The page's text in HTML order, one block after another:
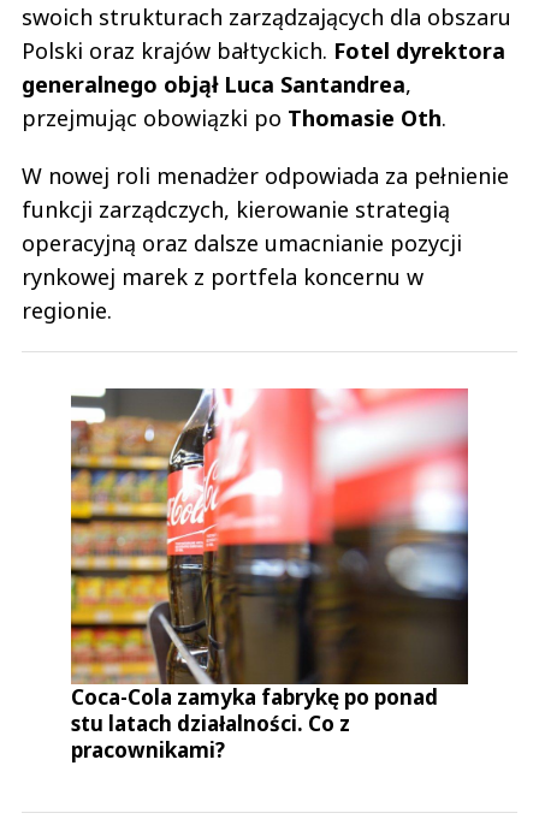
swoich strukturach zarządzających dla obszaru
Polski oraz krajów bałtyckich. Fotel dyrektora
generalnego objął Luca Santandrea,
przejmując obowiązki po Thomasie Oth.
W nowej roli menadżer odpowiada za pełnienie
funkcji zarządczych, kierowanie strategią
operacyjną oraz dalsze umacnianie pozycji
rynkowej marek z portfela koncernu w
regionie.
Coca-Cola zamyka fabrykę po ponad
stu latach działalności. Co z
pracownikami?